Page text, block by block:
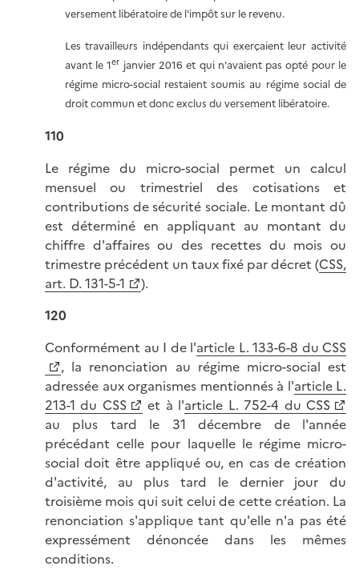
versement libératoire de l'impôt sur le revenu.
Les travailleurs indépendants qui exerçaient leur activité
avant le 1er janvier 2016 et qui n'avaient pas opté pour le
régime micro-social restaient soumis au régime social de
droit commun et donc exclus du versement libératoire.
110
Le régime du micro-social permet un calcul
mensuel ou trimestriel des cotisations et
contributions de sécurité sociale. Le montant dû
est déterminé en appliquant au montant du
chiffre d'affaires ou des recettes du mois ou
trimestre précédent un taux fixé par décret (CSS,
art. D. 131-5-1
).
120
Conformément au I de l'article L. 133-6-8 du CSS
, la renonciation au régime micro-social est
adressée aux organismes mentionnés à l'article L.
213-1 du CSS
et à l'article L. 752-4 du CSS
au plus tard le 31 décembre de l'année
précédant celle pour laquelle le régime micro-
social doit être appliqué ou, en cas de création
d'activité, au plus tard le dernier jour du
troisième mois qui suit celui de cette création. La
renonciation s'applique tant qu'elle n'a pas été
expressément dénoncée dans les mêmes
conditions.